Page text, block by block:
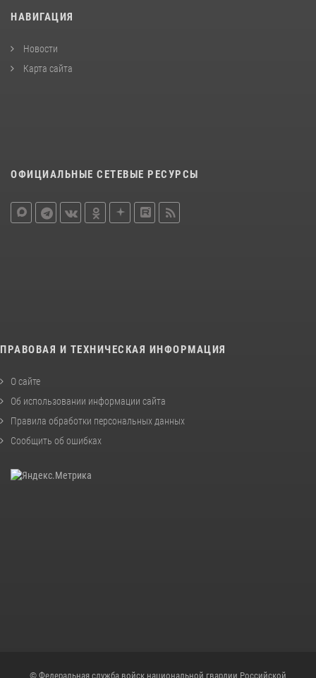
НАВИГАЦИЯ
Новости
Карта сайта
ОФИЦИАЛЬНЫЕ СЕТЕВЫЕ РЕСУРСЫ
ПРАВОВАЯ И ТЕХНИЧЕСКАЯ ИНФОРМАЦИЯ
О сайте
Об использовании информации сайта
Правила обработки персональных данных
Сообщить об ошибках
© Федеральная служба войск национальной гвардии Российской